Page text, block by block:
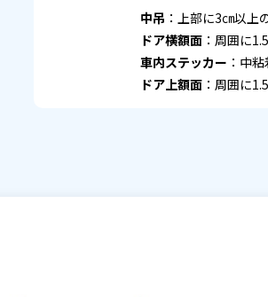
中吊 ：上部に3㎝以上
ドア横額面：周囲に
車内ステッカー ：中
ドア上額面：周囲に